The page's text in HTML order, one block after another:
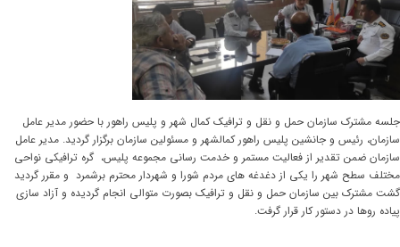
جلسه مشترک سازمان حمل و نقل و ترافیک کمال شهر و پلیس راهور با حضور مدیر عامل
سازمان، رئيس و جانشین پلیس راهور کمالشهر و مسئولین سازمان برگزار گردید. مدیر عامل
سازمان ضمن تقدیر از فعالیت مستمر و خدمت رسانی مجموعه پلیس، گره ترافیکی نواحی
مختلف سطح شهر را یکی از دغدغه های مردم شورا و شهردار محترم برشمرد و مقرر گردید
گشت مشترک بین سازمان حمل و نقل و ترافیک بصورت متوالی انجام گردیده و آزاد سازی
پیاده روها در دستور کار قرار گرفت.